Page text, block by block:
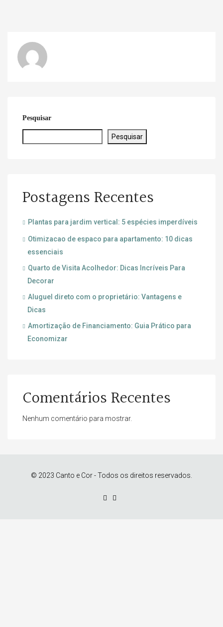
Pesquisar
Pesquisar
Postagens Recentes
Plantas para jardim vertical: 5 espécies imperdíveis
Otimizacao de espaco para apartamento: 10 dicas
essenciais
Quarto de Visita Acolhedor: Dicas Incríveis Para
Decorar
Aluguel direto com o proprietário: Vantagens e
Dicas
Amortização de Financiamento: Guia Prático para
Economizar
Comentários Recentes
Nenhum comentário para mostrar.
© 2023 Canto e Cor - Todos os direitos reservados.